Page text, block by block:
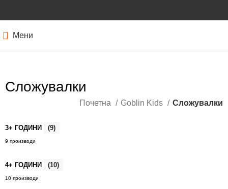
Мени
Сложувалки
Почетна Goblin Kids Сложувалки
3+ ГОДИНИ (9)
9 производи
4+ ГОДИНИ (10)
10 производи